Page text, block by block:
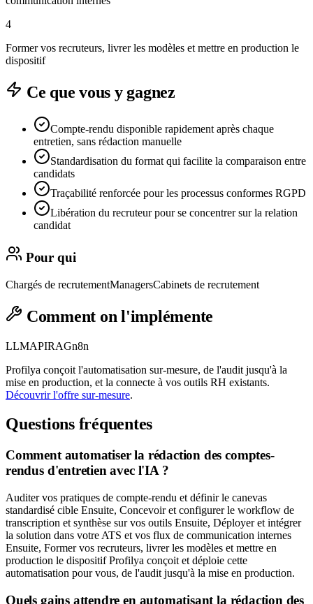
4
Former vos recruteurs, livrer les modèles et mettre en production le
dispositif
Ce que vous y gagnez
Compte-rendu disponible rapidement après chaque
entretien, sans rédaction manuelle
Standardisation du format qui facilite la comparaison entre
candidats
Traçabilité renforcée pour les processus conformes RGPD
Libération du recruteur pour se concentrer sur la relation
candidat
Pour qui
Chargés de recrutementManagersCabinets de recrutement
Comment on l'implémente
LLMAPIRAGn8n
Profilya conçoit l'automatisation sur-mesure, de l'audit jusqu'à la
mise en production, et la connecte à vos outils RH existants.
Découvrir l'offre sur-mesure.
Questions fréquentes
Comment automatiser la rédaction des comptes-
rendus d'entretien avec l'IA ?
Auditer vos pratiques de compte-rendu et définir le canevas
standardisé cible Ensuite, Concevoir et configurer le workflow de
transcription et synthèse sur vos outils Ensuite, Déployer et intégrer
la solution dans votre ATS et vos flux de communication internes
Ensuite, Former vos recruteurs, livrer les modèles et mettre en
production le dispositif Profilya conçoit et déploie cette
automatisation pour vous, de l'audit jusqu'à la mise en production.
Quels gains attendre en automatisant la rédaction des